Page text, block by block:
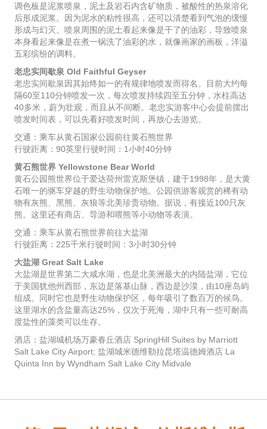
调色板是泥浆喷泉，泥土及岩石内含矿物质，被酸性的热泉溶化
后形成泥浆。因为泥水的粘性很高，还可以清楚看到气泡的缓慢
形成与幻灭。喷泉周围的泥土看起来像是干了的油彩，导致喷泉
本身看起来像是在煮一锅洗了油彩的水，就像画家的画板，洋溢
五彩缤纷的调料。
老忠实间歇泉 Old Faithful Geyser
老忠实间歇泉因其始终如一的有规律地喷发而得名。目前大约每
隔60至110分钟喷发一次，每次喷发持续四至五分钟，水柱高达
40多米，蔚为壮观，而且从不间断。老忠实游客中心会提前摆出
喷发时间表，可以先看好喷发时间，再放心去游览。
交通：乘车从黄石国家公园前往黄石熊世界
行驶距离：90英里行驶时间：1小时40分钟
黄石熊世界 Yellowstone Bear World
黄石公园熊世界位于爱达荷州雷克斯堡镇，建于1998年，是大黄
石唯一的驱车穿越的野生动物保护地。公园供游客观赏的稀有动
物有灰熊、黑熊、灰狼等北美珍贵动物。据说，有接近100只灰
熊。这里还有商店、导游和喂熊等小动物等表演。
交通：乘车从黄石熊世界前往大盐湖
行驶距离：225千米行驶时间：3小时30分钟
大盐湖 Great Salt Lake
大盐湖是世界第二大咸水湖，也是北美洲最大的内陆盐湖，它位
于美国犹他州西部，东边是落基山脉，西边是沙漠，由10座岛屿
组成。同时它也是野生动物保护区，每年吸引了数百万的候鸟。
这里湖水的含盐量高达25%，仅次于死海，湖中只有一些可耐高
度盐性的藻类可以生存。
酒店：盐湖城机场万豪春丘酒店 SpringHill Suites by Marriott
Salt Lake City Airport; 盐湖城米德维勒拉昆塔温德姆酒店 La
Quinta Inn by Wyndham Salt Lake City Midvale